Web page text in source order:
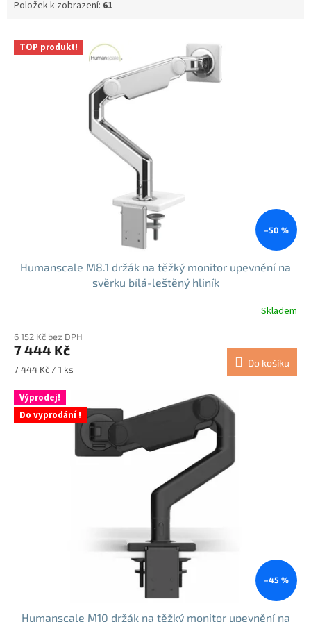
Položek k zobrazení: 61
V TOP produkt!
–50 %
Humanscale M8.1 držák na těžký monitor upevnění na
svěrku bílá-leštěný hliník
produktu
je
5,0
5
hvězdiček.
Skladem
6 152 Kč bez DPH
7 444 Kč
Měrná
cena:
7 444 Kč / 1 ks
Do košíku
Výprodej!
Do vyprodání !
–45 %
Humanscale M10 držák na těžký monitor upevnění na